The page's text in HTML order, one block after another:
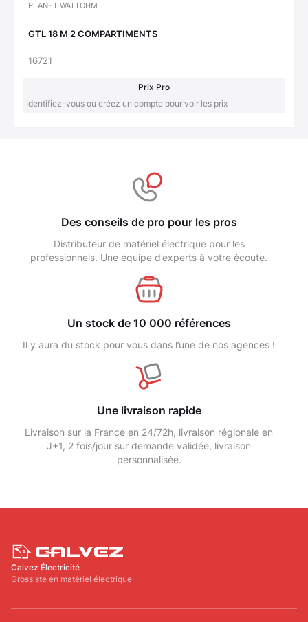
PLANET WATTOHM
GTL 18 M 2 COMPARTIMENTS
16721
Prix Pro
Identifiez-vous ou créez un compte pour voir les prix
Des conseils de pro pour les pros
Distributeur de matériel électrique pour les
professionnels. Une équipe d’experts à votre écoute.
Un stock de 10 000 références
Il y aura du stock pour vous dans l’une de nos agences !
Une livraison rapide
Livraison sur la France en 24/72h, livraison régionale en
J+1, 2 fois/jour sur demande validée, livraison
personnalisée.
Calvez Électricité
Grossiste en matériel électrique